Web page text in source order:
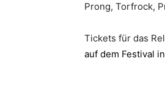
Prong, Torfrock,
Tickets für das
auf dem Festival